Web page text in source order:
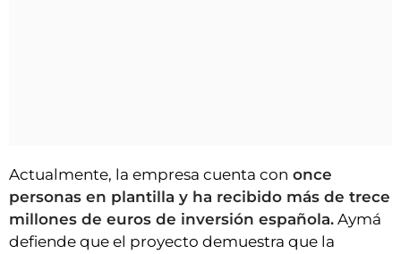
Actualmente, la empresa cuenta con once
personas en plantilla y ha recibido más de trece
millones de euros de inversión española. Aymá
defiende que el proyecto demuestra que la